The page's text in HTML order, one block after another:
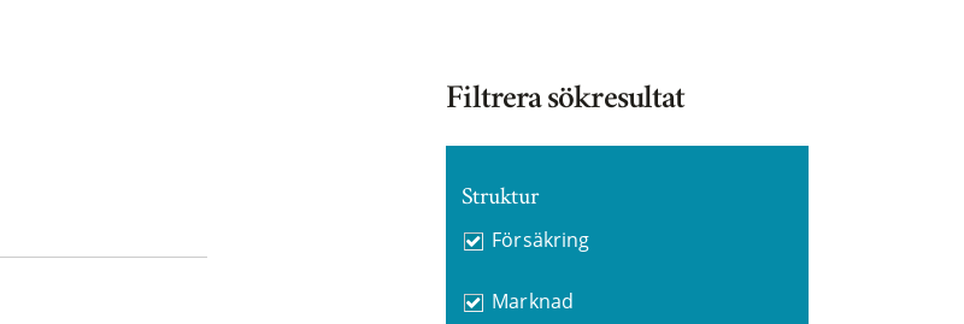
Filtrera sökresultat
Struktur
Försäkring
Marknad